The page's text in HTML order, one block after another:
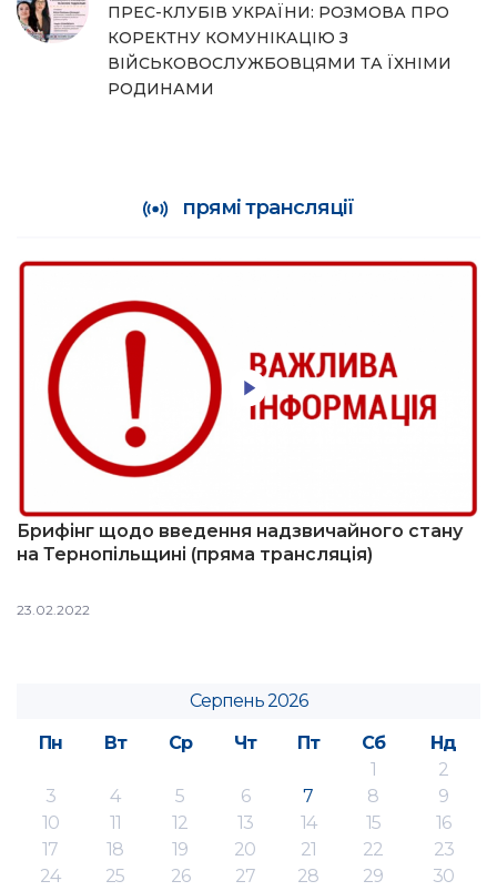
ПРЕС-КЛУБІВ УКРАЇНИ: РОЗМОВА ПРО
КОРЕКТНУ КОМУНІКАЦІЮ З
ВІЙСЬКОВОСЛУЖБОВЦЯМИ ТА ЇХНІМИ
РОДИНАМИ
прямі трансляції
Брифінг щодо введення надзвичайного стану
на Тернопільщині (пряма трансляція)
23.02.2022
Серпень 2026
Пн
Вт Ср Чт Пт Сб
Нд
1
2
3
4 5 6 7 8
9
10
11 12 13 14 15
16
17
18 19 20 21 22
23
24
25 26 27 28 29
30